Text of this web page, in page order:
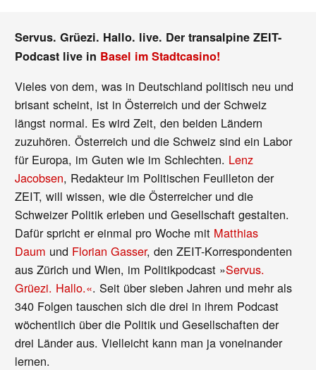
Servus. Grüezi. Hallo. live. Der transalpine ZEIT-
Podcast live in Basel im Stadtcasino!
Vieles von dem, was in Deutschland politisch neu und
brisant scheint, ist in Österreich und der Schweiz
längst normal. Es wird Zeit, den beiden Ländern
zuzuhören. Österreich und die Schweiz sind ein Labor
für Europa, im Guten wie im Schlechten. Lenz
Jacobsen, Redakteur im Politischen Feuilleton der
ZEIT, will wissen, wie die Österreicher und die
Schweizer Politik erleben und Gesellschaft gestalten.
Dafür spricht er einmal pro Woche mit Matthias
Daum und Florian Gasser, den ZEIT-Korrespondenten
aus Zürich und Wien, im Politikpodcast »Servus.
Grüezi. Hallo.«. Seit über sieben Jahren und mehr als
340 Folgen tauschen sich die drei in ihrem Podcast
wöchentlich über die Politik und Gesellschaften der
drei Länder aus. Vielleicht kann man ja voneinander
lernen.